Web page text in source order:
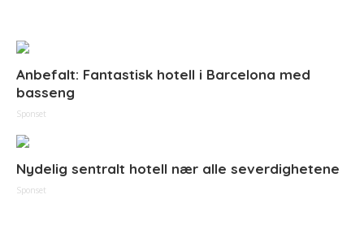
Anbefalt: Fantastisk hotell i Barcelona med
basseng
Sponset
Nydelig sentralt hotell nær alle severdighetene
Sponset